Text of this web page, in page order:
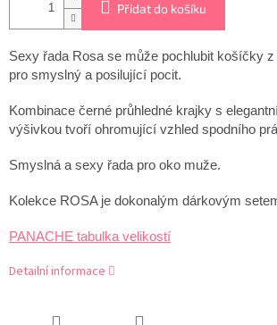
Přidat do košíku
Sexy řada Rosa se může pochlubit košíčky
pro smyslný a posilující pocit.
Kombinace černé průhledné krajky s
výšivkou tvoří ohromující vzhled spodního
Smyslná a sexy řada pro oko muže.
Kolekce ROSA je dokonalým dárkovým
PANACHE tabulka velikostí
Detailní informace